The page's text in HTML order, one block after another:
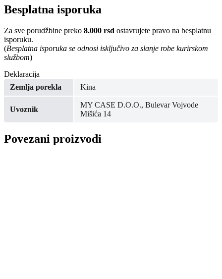
Besplatna isporuka
Za sve porudžbine preko 8.000 rsd ostavrujete pravo na besplatnu
isporuku.
(Besplatna isporuka se odnosi isključivo za slanje robe kurirskom
službom)
Deklaracija
Zemlja porekla
Kina
Uvoznik
MY CASE D.O.O., Bulevar Vojvode
Mišića 14
Povezani proizvodi